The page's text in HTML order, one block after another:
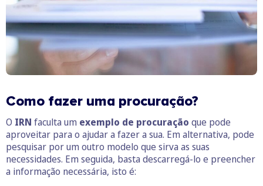
Como fazer uma procuração?
O IRN faculta um exemplo de procuração que pode
aproveitar para o ajudar a fazer a sua. Em alternativa, pode
pesquisar por um outro modelo que sirva as suas
necessidades. Em seguida, basta descarregá-lo e preencher
a informação necessária, isto é: